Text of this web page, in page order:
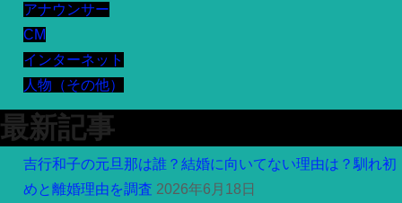
アナウンサー
CM
インターネット
人物（その他）
最新記事
吉行和子の元旦那は誰？結婚に向いてない理由は？馴れ初
めと離婚理由を調査 2026年6月18日